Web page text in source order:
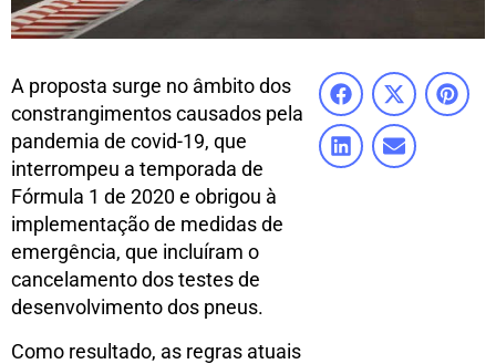
A proposta surge no âmbito dos
constrangimentos causados pela
pandemia de covid-19, que
interrompeu a temporada de
Fórmula 1 de 2020 e obrigou à
implementação de medidas de
emergência, que incluíram o
cancelamento dos testes de
desenvolvimento dos pneus.
Como resultado, as regras atuais